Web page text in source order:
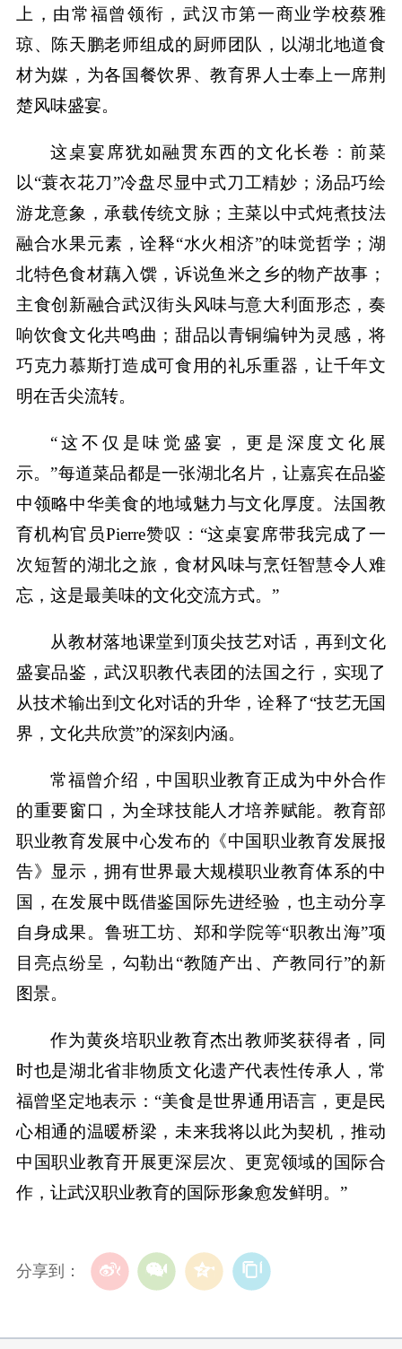
上，由常福曾领衔，武汉市第一商业学校蔡雅
琼、陈天鹏老师组成的厨师团队，以湖北地道食
材为媒，为各国餐饮界、教育界人士奉上一席荆
楚风味盛宴。
这桌宴席犹如融贯东西的文化长卷：前菜
以“蓑衣花刀”冷盘尽显中式刀工精妙；汤品巧绘
游龙意象，承载传统文脉；主菜以中式炖煮技法
融合水果元素，诠释“水火相济”的味觉哲学；湖
北特色食材藕入馔，诉说鱼米之乡的物产故事；
主食创新融合武汉街头风味与意大利面形态，奏
响饮食文化共鸣曲；甜品以青铜编钟为灵感，将
巧克力慕斯打造成可食用的礼乐重器，让千年文
明在舌尖流转。
“这不仅是味觉盛宴，更是深度文化展
示。”每道菜品都是一张湖北名片，让嘉宾在品鉴
中领略中华美食的地域魅力与文化厚度。法国教
育机构官员Pierre赞叹：“这桌宴席带我完成了一
次短暂的湖北之旅，食材风味与烹饪智慧令人难
忘，这是最美味的文化交流方式。”
从教材落地课堂到顶尖技艺对话，再到文化
盛宴品鉴，武汉职教代表团的法国之行，实现了
从技术输出到文化对话的升华，诠释了“技艺无国
界，文化共欣赏”的深刻内涵。
常福曾介绍，中国职业教育正成为中外合作
的重要窗口，为全球技能人才培养赋能。教育部
职业教育发展中心发布的《中国职业教育发展报
告》显示，拥有世界最大规模职业教育体系的中
国，在发展中既借鉴国际先进经验，也主动分享
自身成果。鲁班工坊、郑和学院等“职教出海”项
目亮点纷呈，勾勒出“教随产出、产教同行”的新
图景。
作为黄炎培职业教育杰出教师奖获得者，同
时也是湖北省非物质文化遗产代表性传承人，常
福曾坚定地表示：“美食是世界通用语言，更是民
心相通的温暖桥梁，未来我将以此为契机，推动
中国职业教育开展更深层次、更宽领域的国际合
作，让武汉职业教育的国际形象愈发鲜明。”
分享到：